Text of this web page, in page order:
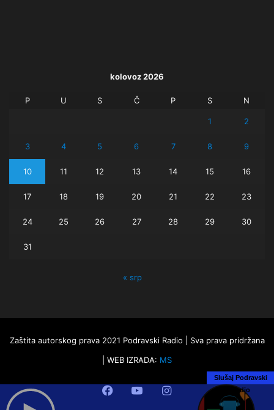
kolovoz 2026
P U S Č P S N
1 2
3 4 5 6 7 8 9
10 11 12 13 14 15 16
17 18 19 20 21 22 23
24 25 26 27 28 29 30
31
« srp
Zaštita autorskog prava 2021 Podravski Radio | Sva prava pridržana
| WEB IZRADA: MS
Facebook
YouTubeInstagram
Slušaj Podravski
Radio